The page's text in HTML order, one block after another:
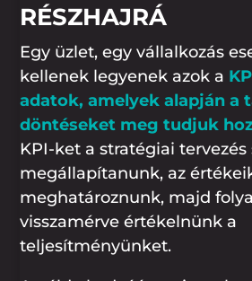
RÉSZHAJRÁ
Egy üzlet, egy vállalkozás
kellenek legyenek azok a
adatok, amelyek alapján a
döntéseket meg tudjuk
KPI-ket a stratégiai tervezés
megállapítanunk, az
meghatároznunk, majd
visszamérve értékelnünk a
teljesítményünket.